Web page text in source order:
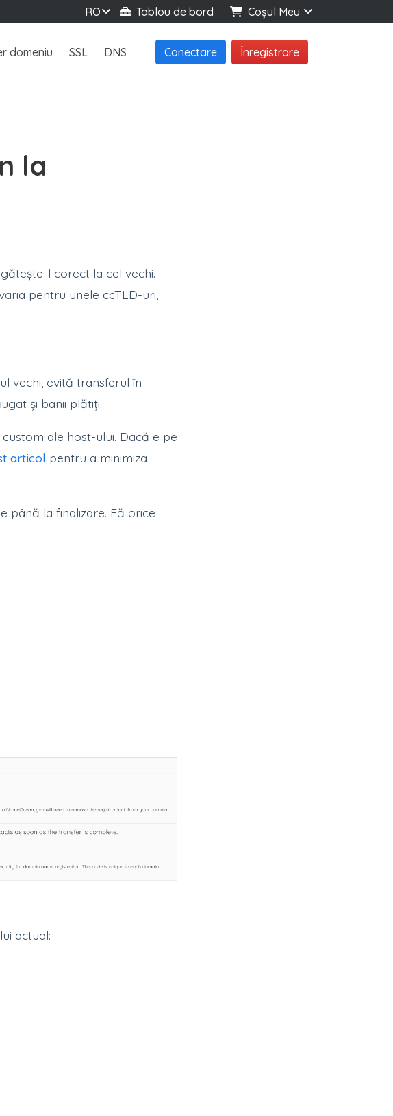
RO Tablou de bord Coșul Meu
domeniu SSL DNS Conectare Înregistrare
la
l corect la cel vechi.
pentru unele ccTLD-uri,
vechi, evită transferul în
și banii plătiți.
ale host-ului. Dacă e pe
articol pentru a minimiza
până la finalizare. Fă orice
actual: